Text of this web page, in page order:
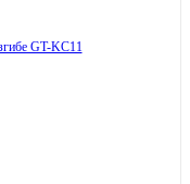
GT-KC11